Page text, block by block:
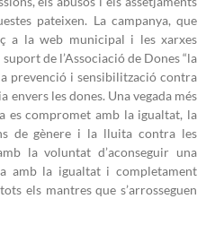
pateixen. La campanya, que
a la web municipal i les xarxes
de l’Associació de Dones “la
prevenció i sensibilització contra
envers les dones. Una vegada més
es compromet amb la igualtat, la
de gènere i la lluita contra les
la voluntat d’aconseguir una
amb la igualtat i completament
els mantres que s’arrosseguen